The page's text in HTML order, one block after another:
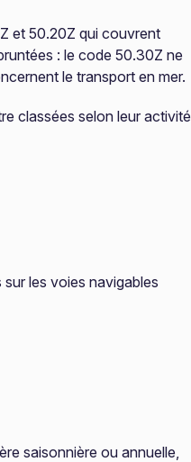
et 50.20Z qui couvrent
: le code 50.30Z ne
le transport en mer.
classées selon leur activité
les voies navigables
saisonnière ou annuelle,